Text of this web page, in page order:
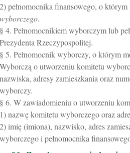
2) pełnomocnika finansowego, o
wyborczego.
§ 4. Pełnomocnikiem wyborczym lub
Prezydenta Rzeczypospolitej.
§ 5. Pełnomocnik wyborczy, o którym
Wyborczą o utworzeniu komitetu
nazwiska, adresy zamieszkania oraz
wyborczy.
§ 6. W zawiadomieniu o utworzeniu
1) nazwę komitetu wyborczego oraz
2) imię (imiona), nazwisko, adres
wyborczego i pełnomocnika